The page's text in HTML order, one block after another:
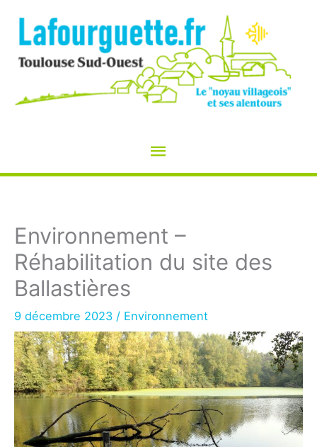
contenu
Menu
principal
Environnement –
Réhabilitation du site des
Ballastières
9 décembre 2023 / Environnement